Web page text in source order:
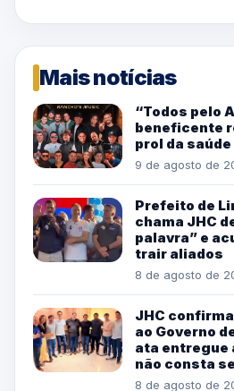
Mais notícias
“Todos pelo
beneficente
prol da
9 de agosto de
Prefeito de
chama JHC
palavra” e
trair aliados
8 de agosto de
JHC
ao Governo
ata entregue
não consta
8 de agosto de